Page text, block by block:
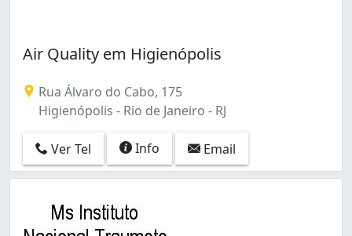
Air Quality em Higienópolis
Rua Álvaro do Cabo, 175
Higienópolis - Rio de Janeiro - RJ
Ver Tel Info Email